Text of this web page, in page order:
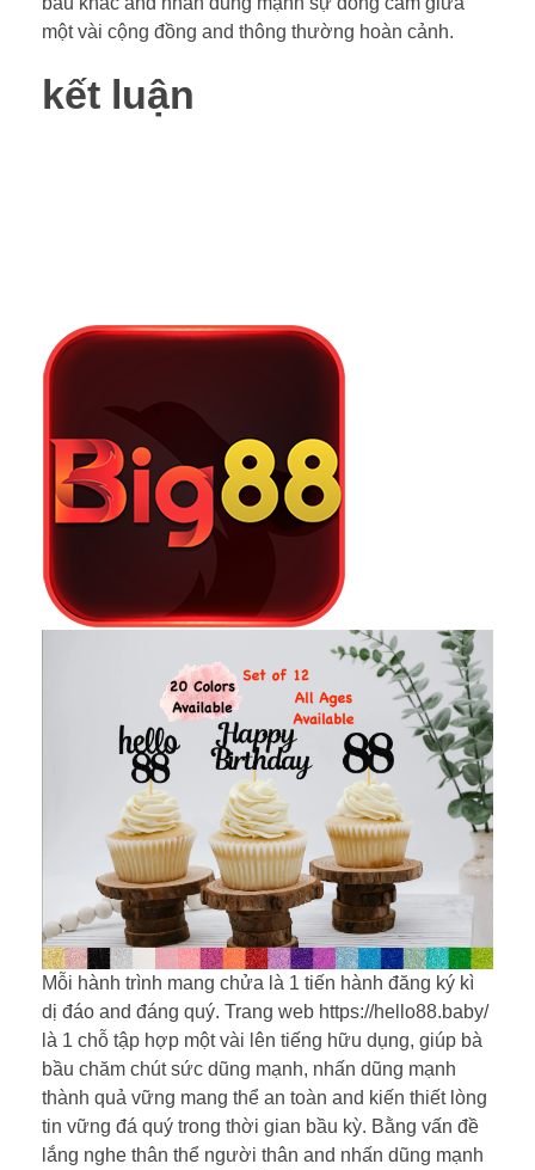
một vài cộng đồng and thông thường hoàn cảnh.
kết luận
Mỗi hành trình mang chửa là 1 tiến hành đăng ký kì
dị đáo and đáng quý. Trang web https://hello88.baby/
là 1 chỗ tập hợp một vài lên tiếng hữu dụng, giúp bà
bầu chăm chút sức dũng mạnh, nhấn dũng mạnh
thành quả vững mang thể an toàn and kiến thiết lòng
tin vững đá quý trong thời gian bầu kỳ. Bằng vấn đề
lắng nghe thân thể người thân and nhấn dũng mạnh